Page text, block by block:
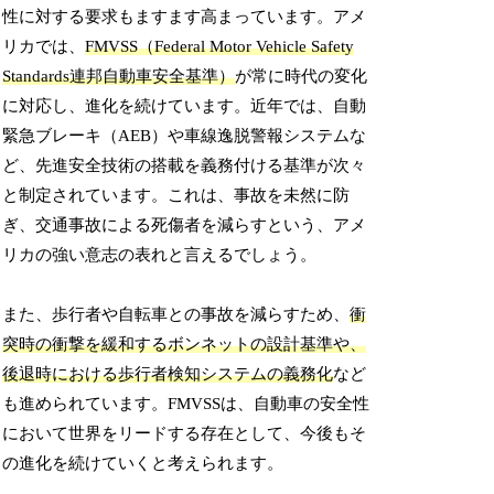
性に対する要求もますます高まっています。アメ
リカでは、FMVSS（Federal Motor Vehicle Safety
Standards連邦自動車安全基準）が常に時代の変化
に対応し、進化を続けています。近年では、自動
緊急ブレーキ（AEB）や車線逸脱警報システムな
ど、先進安全技術の搭載を義務付ける基準が次々
と制定されています。これは、事故を未然に防
ぎ、交通事故による死傷者を減らすという、アメ
リカの強い意志の表れと言えるでしょう。
また、歩行者や自転車との事故を減らすため、衝
突時の衝撃を緩和するボンネットの設計基準や、
後退時における歩行者検知システムの義務化など
も進められています。FMVSSは、自動車の安全性
において世界をリードする存在として、今後もそ
の進化を続けていくと考えられます。